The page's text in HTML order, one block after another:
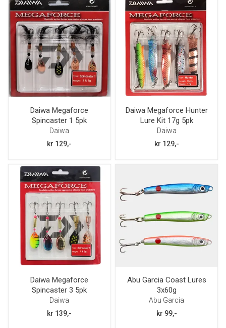
Daiwa Megaforce
Spincaster 1 5pk
Daiwa
kr 129,-
Daiwa Megaforce Hunter
Lure Kit 17g 5pk
Daiwa
kr 129,-
Daiwa Megaforce
Spincaster 3 5pk
Daiwa
kr 139,-
Abu Garcia Coast Lures
3x60g
Abu Garcia
kr 99,-